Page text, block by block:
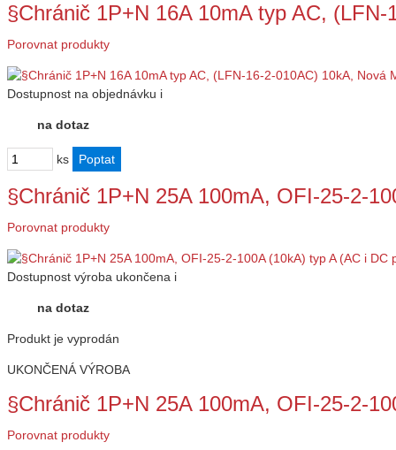
§Chránič 1P+N 16A 10mA typ AC,
Porovnat produkty
Dostupnost na objednávku i
na dotaz
ks
§Chránič 1P+N 25A 100mA, OFI-25-2-
Porovnat produkty
Dostupnost výroba ukončena i
na dotaz
Produkt je vyprodán
UKONČENÁ VÝROBA
§Chránič 1P+N 25A 100mA, OFI-25-2-
Porovnat produkty